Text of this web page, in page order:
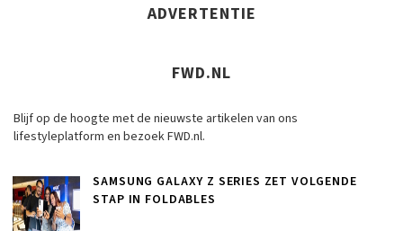
ADVERTENTIE
FWD.NL
Blijf op de hoogte met de nieuwste artikelen van ons
lifestyleplatform en bezoek FWD.nl.
SAMSUNG GALAXY Z SERIES ZET VOLGENDE
STAP IN FOLDABLES